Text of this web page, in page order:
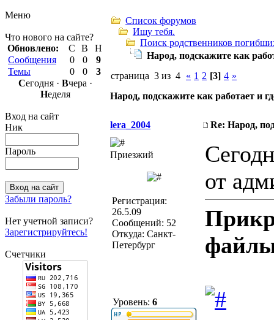
Меню
Что нового на сайте?
Обновлено:
С В
Н
Сообщения
0 0
9
Темы
0 0
3
Сегодня · Вчера ·
Неделя
Вход на сайт
Ник
Пароль
Забыли пароль?
Нет учетной записи?
Зарегистрируйтесь!
Счетчики
Список форумов
Ищу тебя.
Поиск родственников
Народ, подскажите как
страница 3 из 4 « 1 2 [3] 4 »
Народ, подскажите как работает и
lera_2004 Re: Народ,
Приезжий
Регистрация:
26.5.09
Сообщений: 52
Откуда: Санкт-
Петербург
Уровень: 6
от